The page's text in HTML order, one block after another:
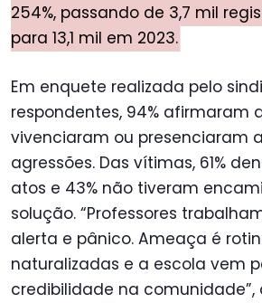
254%, passando de 3,7 mil
para 13,1 mil em 2023.
Em enquete realizada pelo
respondentes, 94% afirmaram
vivenciaram ou presenciaram
agressões. Das vítimas, 61%
atos e 43% não tiveram
solução. “Professores
alerta e pânico. Ameaça é
naturalizadas e a escola vem
credibilidade na comunidade”,